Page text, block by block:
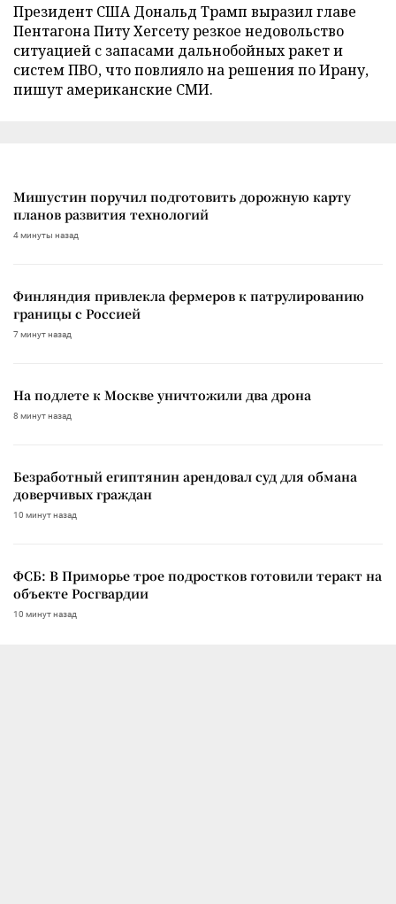
Президент США Дональд Трамп выразил главе
Пентагона Питу Хегсету резкое недовольство
ситуацией с запасами дальнобойных ракет и
систем ПВО, что повлияло на решения по Ирану,
пишут американские СМИ.
Мишустин поручил подготовить дорожную карту
планов развития технологий
4 минуты назад
Финляндия привлекла фермеров к патрулированию
границы с Россией
7 минут назад
На подлете к Москве уничтожили два дрона
8 минут назад
Безработный египтянин арендовал суд для обмана
доверчивых граждан
10 минут назад
ФСБ: В Приморье трое подростков готовили теракт на
объекте Росгвардии
10 минут назад